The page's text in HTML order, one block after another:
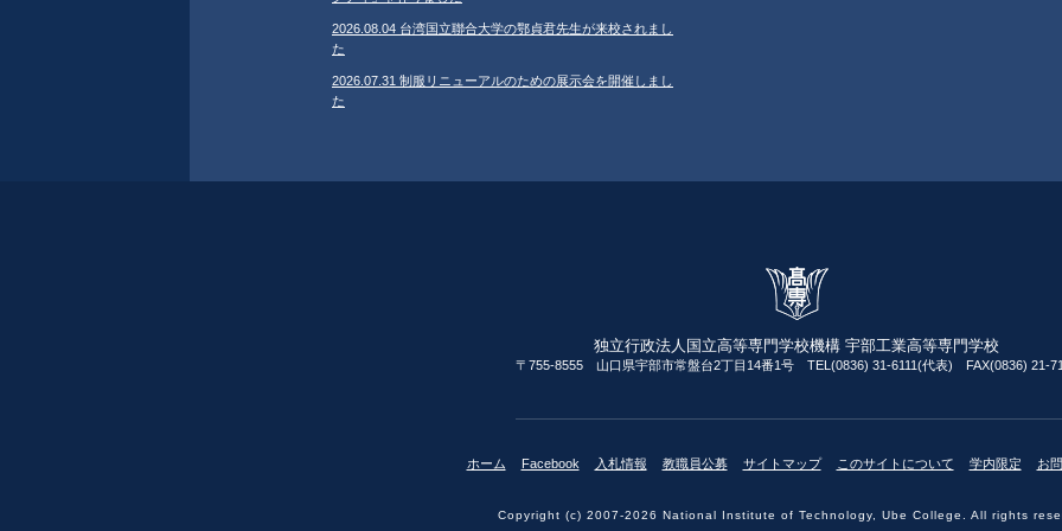
2026.08.04 台湾国立聯合大学の鄂貞君先生が来校されまし
た
2026.07.31 制服リニューアルのための展示会を開催しまし
た
独立行政法人国立高等専門学校機構 宇部工業高等専門学校
〒755-8555 山口県宇部市常盤台2丁目14番1号 TEL(0836) 31-6111(代表) FAX(0836) 21-
ホーム Facebook 入札情報 教職員公募 サイトマップ このサイトについて 学内限定 お
Copyright (c) 2007-2026 National Institute of Technology, Ube College. All rights